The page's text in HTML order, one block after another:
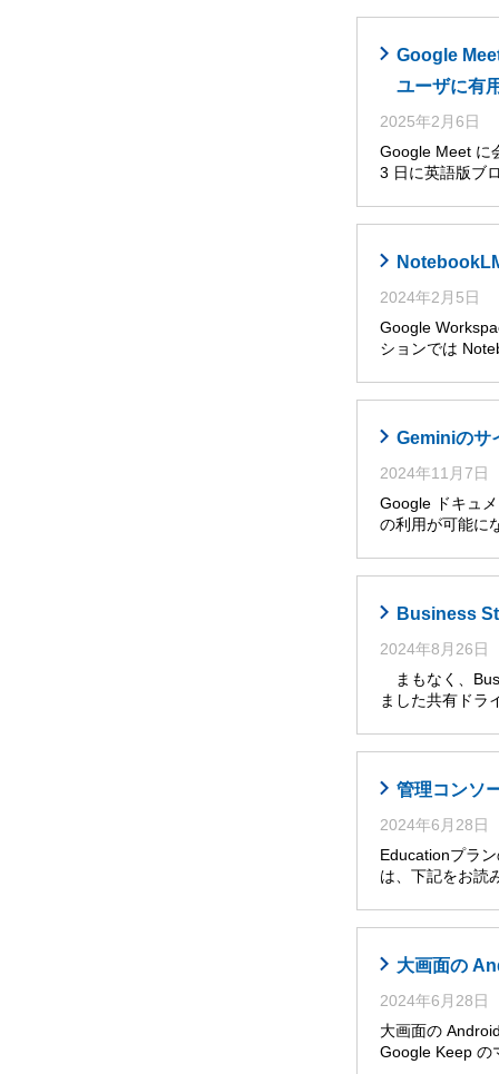
Google
ユーザに有
2025年2月6日
Google Meet に
3 日に英語版ブ
2024年2月5日
Google
ションでは
Geminiのサ
2024年11月7日
Google ドキュ
の利用が可能に
Business
2024年8月26日
まもなく、
ました共有ドラ
管理コンソ
2024年6月28日
Educationプラ
は、下記をお
大画面の
2024年6月28日
大画面の
Google Keep の